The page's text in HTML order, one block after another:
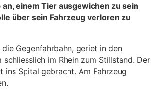
einem Tier ausgewichen zu sein
über sein Fahrzeug verloren zu
Gegenfahrbahn, geriet in den
schliesslich im Rhein zum Stillstand. Der
ins Spital gebracht. Am Fahrzeug